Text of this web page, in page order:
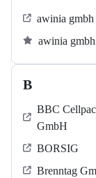
awinia gmbh
awinia gmbh
B
BBC
GmbH
BORSIG
Brenntag